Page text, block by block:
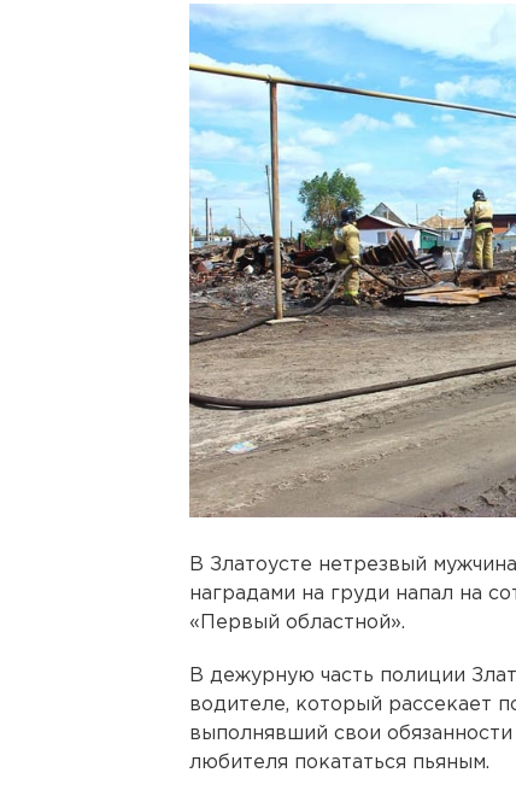
В Златоусте нетрезвый
наградами на груди напал на
«Первый областной».
В дежурную часть полиции
водителе, который рассекает
выполнявший свои
любителя покататься пьяным.